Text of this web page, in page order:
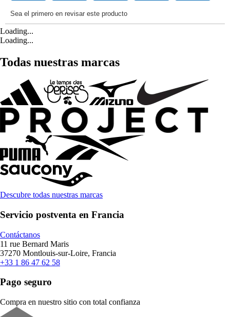
Loading...
Loading...
Todas nuestras marcas
Descubre todas nuestras marcas
Servicio postventa en Francia
Contáctanos
11 rue Bernard Maris
37270 Montlouis-sur-Loire, Francia
+33 1 86 47 62 58
Pago seguro
Compra en nuestro sitio con total confianza